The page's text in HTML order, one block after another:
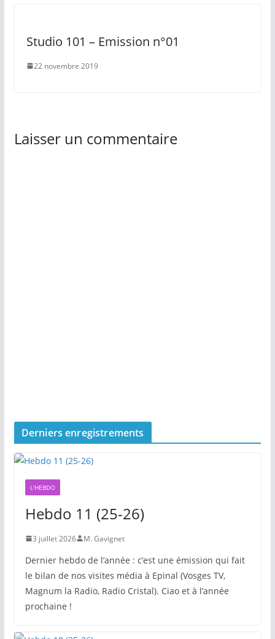
Studio 101 – Emission n°01
22 novembre 2019
Laisser un commentaire
Derniers enregistrements
L'HEBDO
Hebdo 11 (25-26)
3 juillet 2026 M. Gavignet
Dernier hebdo de l’année : c’est une émission qui fait
le bilan de nos visites média à Epinal (Vosges TV,
Magnum la Radio, Radio Cristal). Ciao et à l’année
prochaine !